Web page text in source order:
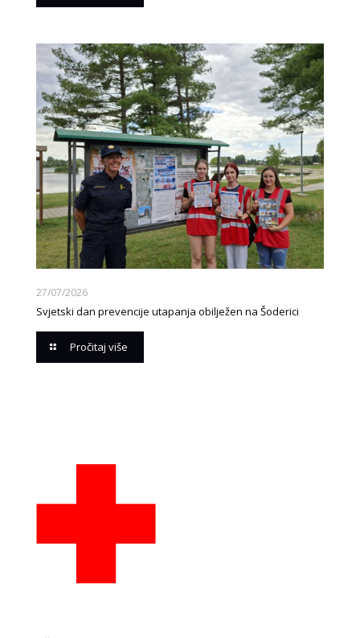
27/07/2026
Svjetski dan prevencije utapanja obilježen na Šoderici
Pročitaj više